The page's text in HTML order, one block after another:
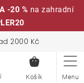
-20 % na zahradní
2000 Kč
KOŠÍK